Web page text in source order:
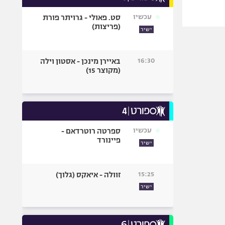
עכשיו
ישיר
סט. פאולי - גרויתר פורת
(פריצות)
16:30
באיירן מינכן - אסטון וילה
(מקוצר 15)
עכשיו
ישיר
ספרטה רוטרדאם -
פיינורד
15:25
ישיר
זוולה - איאקס (גלוך)